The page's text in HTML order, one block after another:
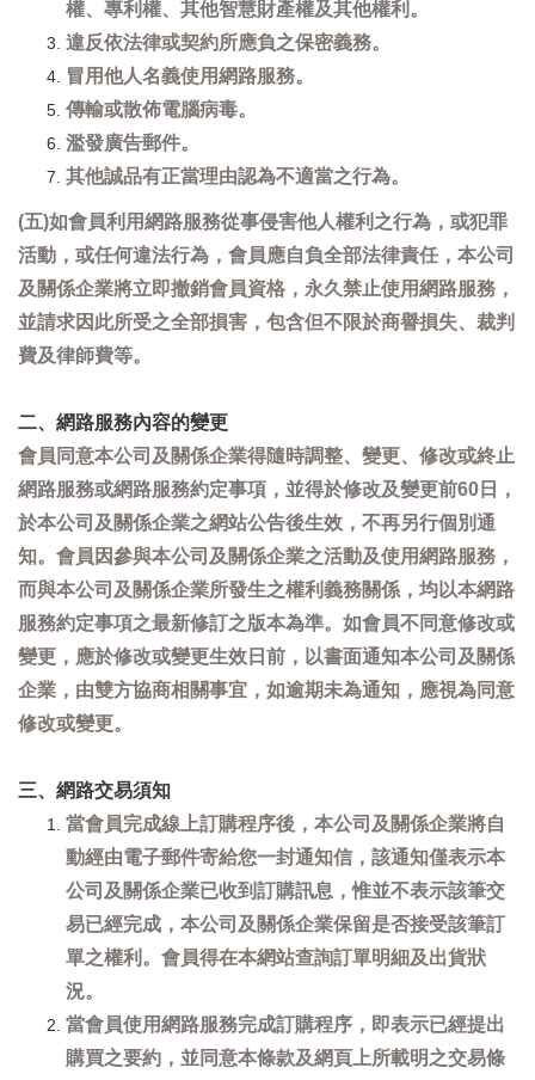
權、專利權、其他智慧財產權及其他權利。
違反依法律或契約所應負之保密義務。
冒用他人名義使用網路服務。
傳輸或散佈電腦病毒。
濫發廣告郵件。
其他誠品有正當理由認為不適當之行為。
(五)如會員利用網路服務從事侵害他人權利之行為，或犯罪
活動，或任何違法行為，會員應自負全部法律責任，本公司
及關係企業將立即撤銷會員資格，永久禁止使用網路服務，
並請求因此所受之全部損害，包含但不限於商譽損失、裁判
費及律師費等。
二、網路服務內容的變更
會員同意本公司及關係企業得隨時調整、變更、修改或終止
網路服務或網路服務約定事項，並得於修改及變更前60日，
於本公司及關係企業之網站公告後生效，不再另行個別通
知。會員因參與本公司及關係企業之活動及使用網路服務，
而與本公司及關係企業所發生之權利義務關係，均以本網路
服務約定事項之最新修訂之版本為準。如會員不同意修改或
變更，應於修改或變更生效日前，以書面通知本公司及關係
企業，由雙方協商相關事宜，如逾期未為通知，應視為同意
修改或變更。
三、網路交易須知
當會員完成線上訂購程序後，本公司及關係企業將自
動經由電子郵件寄給您一封通知信，該通知僅表示本
公司及關係企業已收到訂購訊息，惟並不表示該筆交
易已經完成，本公司及關係企業保留是否接受該筆訂
單之權利。會員得在本網站查詢訂單明細及出貨狀
況。
當會員使用網路服務完成訂購程序，即表示已經提出
購買之要約，並同意本條款及網頁上所載明之交易條